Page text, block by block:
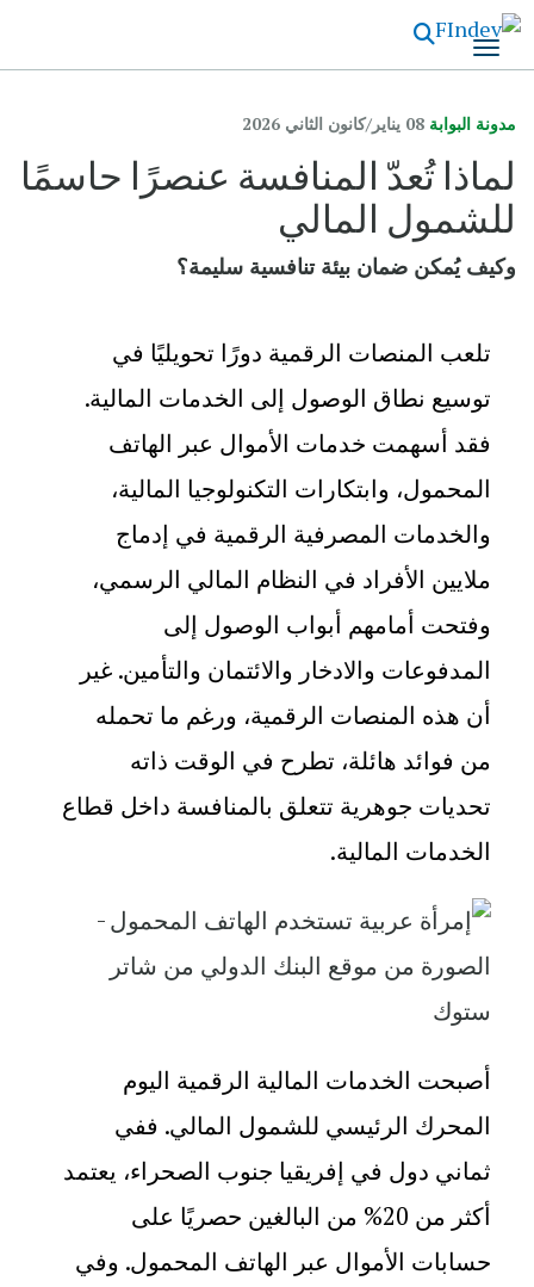
الرئيسي
مدونة البوابة 08 يناير/كانون الثاني 2026
لماذا تُعدّ المنافسة عنصرًا حاسمًا
للشمول المالي
وكيف يُمكن ضمان بيئة تنافسية سليمة؟
تلعب المنصات الرقمية دورًا تحويليًا في
توسيع نطاق الوصول إلى الخدمات المالية.
فقد أسهمت خدمات الأموال عبر الهاتف
المحمول، وابتكارات التكنولوجيا المالية،
والخدمات المصرفية الرقمية في إدماج
ملايين الأفراد في النظام المالي الرسمي،
وفتحت أمامهم أبواب الوصول إلى
المدفوعات والادخار والائتمان والتأمين. غير
أن هذه المنصات الرقمية، ورغم ما تحمله
من فوائد هائلة، تطرح في الوقت ذاته
تحديات جوهرية تتعلق بالمنافسة داخل قطاع
الخدمات المالية.
أصبحت الخدمات المالية الرقمية اليوم
المحرك الرئيسي للشمول المالي. ففي
ثماني دول في إفريقيا جنوب الصحراء،يعتمد
أكثر من 20% من البالغين حصريًا على
حسابات الأموال عبر الهاتف المحمول. وفي